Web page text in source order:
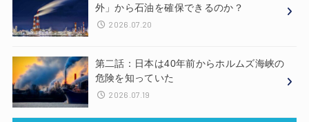
外」から石油を確保できるのか？
2026.07.20
第二話：日本は40年前からホルムズ海峡の
危険を知っていた
2026.07.19